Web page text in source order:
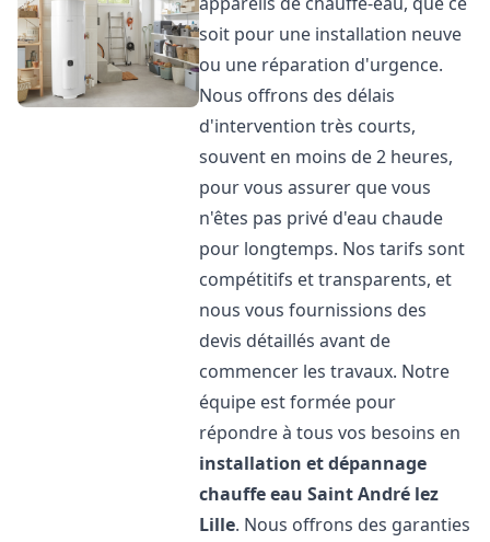
soit pour une installation neuve
ou une réparation d'urgence.
Nous offrons des délais
d'intervention très courts,
souvent en moins de 2 heures,
pour vous assurer que vous
n'êtes pas privé d'eau chaude
pour longtemps. Nos tarifs sont
compétitifs et transparents, et
nous vous fournissions des
devis détaillés avant de
commencer les travaux. Notre
équipe est formée pour
répondre à tous vos besoins en
installation et dépannage
chauffe eau Saint André lez
Lille. Nous offrons des garanties